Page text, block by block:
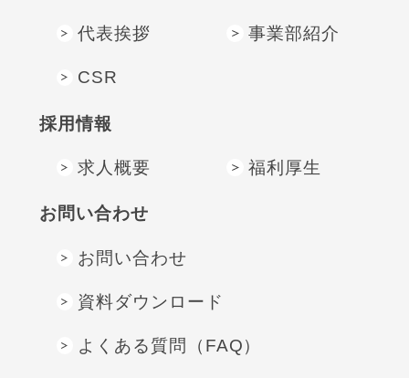
代表挨拶 事業部紹介
CSR
採⽤情報
求人概要 福利厚生
お問い合わせ
お問い合わせ
資料ダウンロード
よくある質問（FAQ）